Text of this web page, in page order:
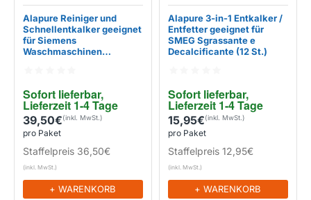
Sofort lieferbar,
Lieferzeit 1-4 Tage
Alapure Reiniger und
Schnellentkalker geeignet
für Siemens
Waschmaschinen
39,50€
pro Paket
Staffelpreis 36,50€
+ WARENKORB
Sofort lieferbar,
Lieferzeit 1-4 Tage
Alapure 3-in-1 Entkalker /
Entfetter geeignet für
SMEG Sgrassante e
Decalcificante (12 St.)
15,95€
pro Paket
Staffelpreis12,95€
+ WARENKORB